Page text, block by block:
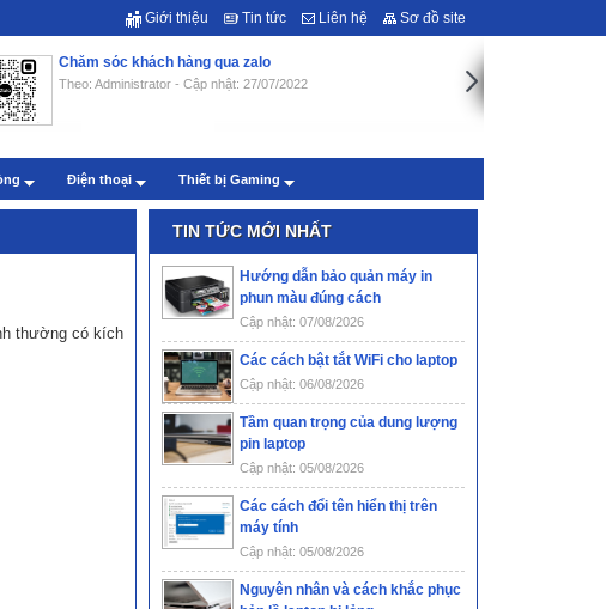
Giới thiệu Tin tức Liên hệ Sơ đồ site
Chăm sóc khách hàng qua zalo
Theo: Administrator - Cập nhật: 27/07/2022
Điện thoại Thiết bị Gaming
thường có kích
TIN TỨC MỚI NHẤT
Hướng dẫn bảo quản máy in
phun màu đúng cách
Cập nhật: 07/08/2026
Các cách bật tắt WiFi cho laptop
Cập nhật: 06/08/2026
Tầm quan trọng của dung lượng
pin laptop
Cập nhật: 05/08/2026
Các cách đổi tên hiển thị trên
máy tính
Cập nhật: 05/08/2026
Nguyên nhân và cách khắc phục